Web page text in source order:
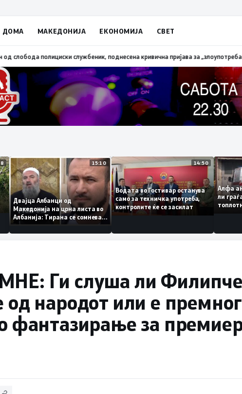
ДОМА МАКЕДОНИЈА ЕКОНОМИЈА СВЕТ
катастрофа во виничко, запалена трева при сечење со брусилица19:21МВР:
15:38 15:10
Двајца Албанци од
Македонија на црна листа во
Албанија: Тирана се сомнева
дека работеле за
терористички организации
14:50
Водата во Гостивар останува
само за техничка употреба,
контролите ќе се засилат
ли
Ги слуша ли Филипче
од народот или е
фантазирање за